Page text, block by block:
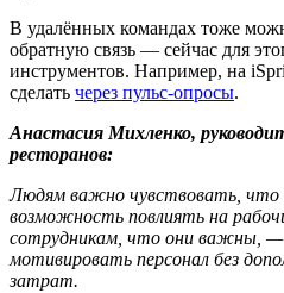
В удалённых командах тоже
обратную связь — сейчас для
инструментов. Например, на
сделать через пульс-опросы.
Анастасия Михленко,
ресторанов:
Людям важно чувствовать,
возможность повлиять на
сотрудникам, что они важны, —
мотивировать персонал без
затрат.